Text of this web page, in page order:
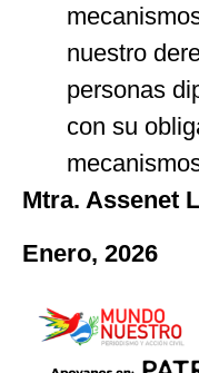
nuestro
personas
con su
Mtra. Assenet
Enero, 2026